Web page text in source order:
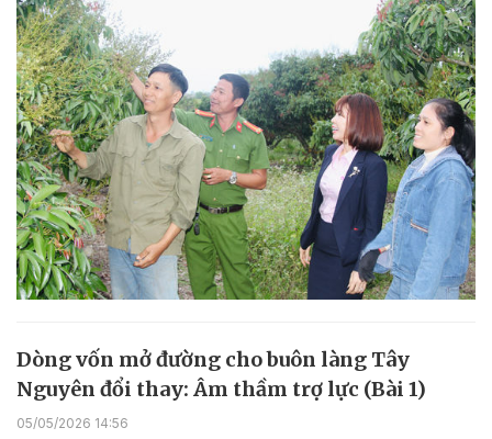
Dòng vốn mở đường cho buôn làng Tây
Nguyên đổi thay: Âm thầm trợ lực (Bài 1)
05/05/2026 14:56